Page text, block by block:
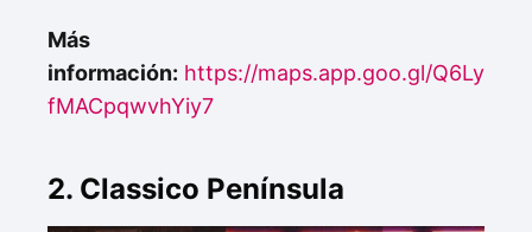
Más
información: https://maps.app.goo.gl/Q6Ly
fMACpqwvhYiy7
2. Classico Península